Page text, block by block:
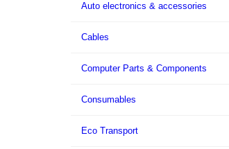
Auto electronics & accessories
Cables
Computer Parts & Components
Consumables
Eco Transport